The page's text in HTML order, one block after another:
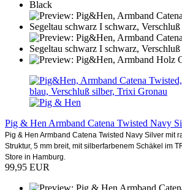
Pig & Hen Armband Catena Twisted Navy
Pig & Hen Armband Catena Twisted Navy Silver mit
Struktur, 5 mm breit, mit silberfarbenem Schäkel im
Store in Hamburg.
99,95 EUR